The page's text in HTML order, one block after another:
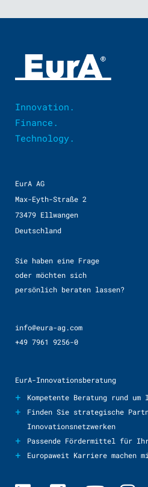
Innovation.
Finance.
Technology.
EurA AG
Max-Eyth-Straße 2
73479 Ellwangen
Deutschland
Sie haben eine Frage
oder möchten sich
persönlich beraten lassen?
info@eura-ag.com
+49 7961 9256-0
EurA-Innovationsberatung
+ Kompetente Beratung rund
+
Finden Sie strategische
Innovationsnetzwerken
+ Passende Fördermittel für
+ Europaweit Karriere machen